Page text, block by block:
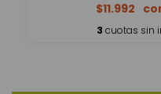
$11.992
3 cuotas sin